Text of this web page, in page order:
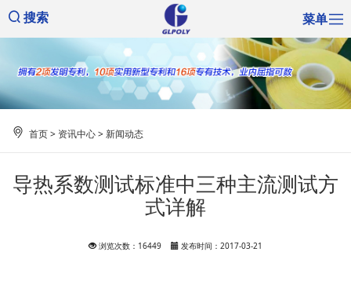
搜索 菜单
首页> 资讯中心>新闻动态
导热系数测试标准中三种主流测试方
式详解
浏览次数：16449 发布时间：2017-03-21